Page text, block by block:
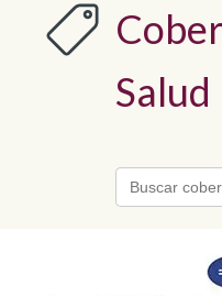
Salud
Search
for: